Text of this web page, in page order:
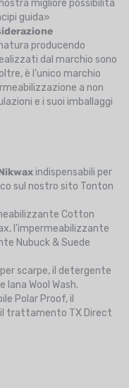
migliore possibilità
guida»
producendo
dal marchio sono
è l’unico marchio
a non
e i suoi imballaggi
indispensabili per
sul nostro sito Tonton
Cotton
l’impermeabilizzante
Nubuck & Suede
scarpe, il detergente
Wool Wash.
Polar Proof, il
trattamento TX Direct